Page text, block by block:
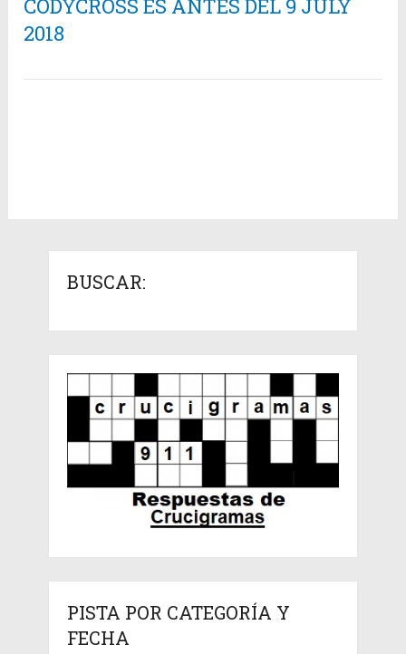
CODYCROSS ES ANTES DEL 9 JULY
2018
BUSCAR:
PISTA POR CATEGORÍA Y
FECHA